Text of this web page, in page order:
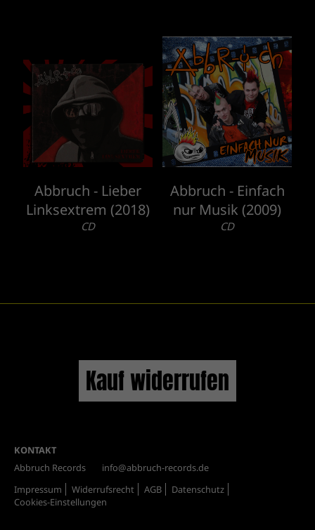
Abbruch - Lieber
Linksextrem (2018)
CD
Abbruch - Einfach
nur Musik (2009)
CD
Kauf widerrufen
KONTAKT
Abbruch Records
info@abbruch-records.de
Impressum
Widerrufsrecht AGB
Datenschutz
Cookies-Einstellungen